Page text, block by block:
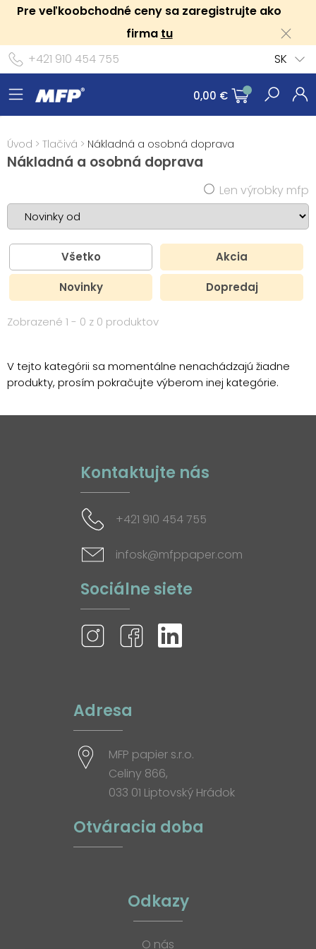
Pre veľkoobchodné ceny sa zaregistrujte ako
firma tu
+421 910 454 755
SK
0,00 €
Úvod > Tlačivá > Nákladná a osobná doprava
Nákladná a osobná doprava
Len výrobky mfp
Všetko Akcia
Novinky Dopredaj
Zobrazené 1 - 0 z 0 produktov
V tejto kategórii sa momentálne nenachádzajú žiadne
produkty, prosím pokračujte výberom inej kategórie.
Kontaktujte nás
+421 910 454 755
infosk@mfppaper.com
Sociálne siete
Adresa
MFP papier s.r.o.
Celiny 866,
033 01 Liptovský Hrádok
Otváracia doba
Odkazy
O nás